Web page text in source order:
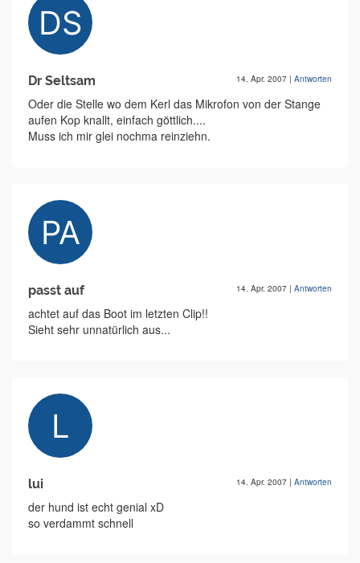
Dr Seltsam 14. Apr. 2007 | Antworten
Oder die Stelle wo dem Kerl das Mikrofon von der Stange
aufen Kop knallt, einfach göttlich....
Muss ich mir glei nochma reinziehn.
passt auf 14. Apr. 2007 | Antworten
achtet auf das Boot im letzten Clip!!
Sieht sehr unnatürlich aus...
lui 14. Apr. 2007 | Antworten
der hund ist echt genial xD
so verdammt schnell